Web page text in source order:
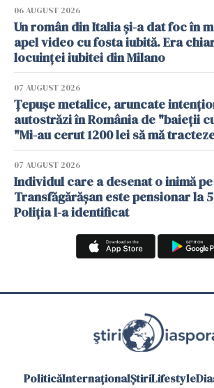
06 AUGUST 2026
Un român din Italia și-a dat foc în
apel video cu fosta iubită. Era
locuinței iubitei din Milano
07 AUGUST 2026
Țepușe metalice, aruncate
autostrăzi în România de "baieții
"Mi-au cerut 1200 lei să mă
07 AUGUST 2026
Individul care a desenat o inimă pe
Transfăgărășan este pensionar la
Poliția l-a identificat
PoliticăInternaționalȘtiriLifestyle